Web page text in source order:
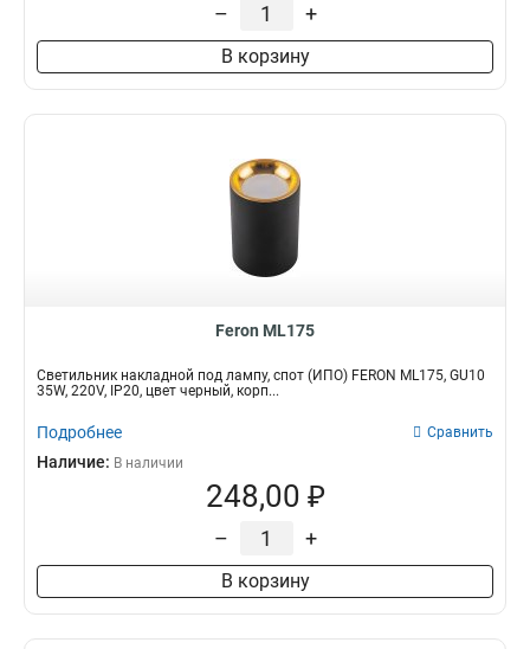
– +
В корзину
Feron ML175
Светильник накладной под лампу, спот (ИПО) FERON ML175, GU10
35W, 220V, IP20, цвет черный, корп...
Подробнее Сравнить
Наличие: В наличии
248,00 ₽
– +
В корзину